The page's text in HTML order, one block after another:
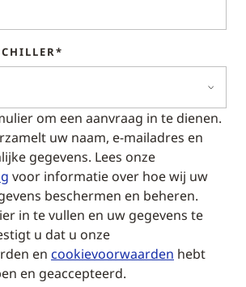
om een aanvraag in te dienen.
uw naam, e-mailadres en
gegevens. Lees onze
voor informatie over hoe wij uw
beschermen en beheren.
in te vullen en uw gegevens te
u dat u onze
en cookievoorwaarden hebt
en geaccepteerd.